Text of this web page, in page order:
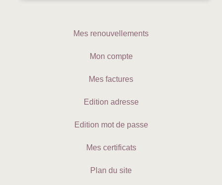
Mes renouvellements
Mon compte
Mes factures
Edition adresse
Edition mot de passe
Mes certificats
Plan du site